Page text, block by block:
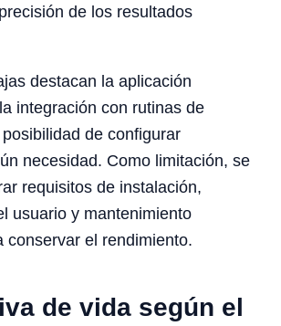
de los resultados
destacan la aplicación
integración con rutinas de
de configurar
necesidad. Como limitación, se
requisitos de instalación,
usuario y mantenimiento
conservar el rendimiento.
de vida según el